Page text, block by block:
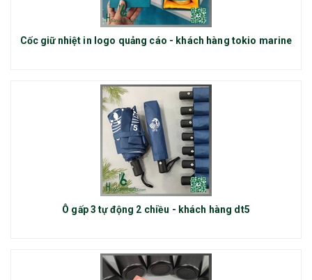
Cốc giữ nhiệt in logo quảng cáo - khách hàng tokio marine
Ô gấp 3 tự động 2 chiều - khách hàng dt5